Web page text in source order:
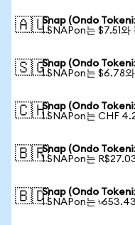
🇦🇺Snap (Ondo
1 SNAPon는 $7.51와
🇸🇬Snap (Ondo
1 SNAPon는 $6.78
🇨🇭Snap (Ondo
1 SNAPon는 CHF
🇧🇷Snap (Ondo
1 SNAPon는
🇧🇩Snap (Ondo
1 SNAPon는